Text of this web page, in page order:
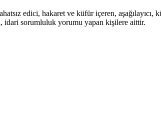
edici, hakaret ve küfür içeren,
idari sorumluluk yorumu yapan kişilere aittir.